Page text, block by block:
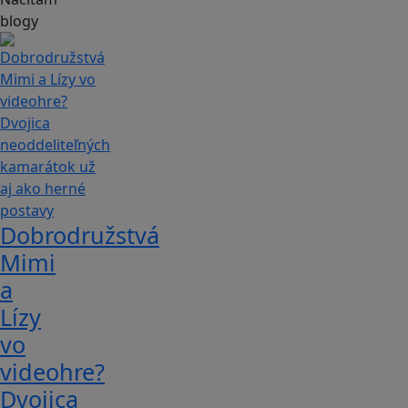
blogy
Dobrodružstvá
Mimi
a
Lízy
vo
videohre?
Dvojica